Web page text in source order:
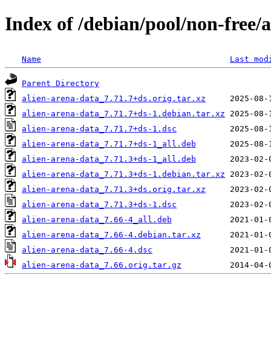
Index of /debian/pool/non-free/
Name Last
Parent Directory
alien-arena-data_7.71.7+ds.orig.tar.xz
alien-arena-data_7.71.7+ds-1.debian.tar.xz
alien-arena-data_7.71.7+ds-1.dsc
alien-arena-data_7.71.7+ds-1_all.deb
alien-arena-data_7.71.3+ds-1_all.deb
alien-arena-data_7.71.3+ds-1.debian.tar.xz
alien-arena-data_7.71.3+ds.orig.tar.xz
alien-arena-data_7.71.3+ds-1.dsc
alien-arena-data_7.66-4_all.deb
alien-arena-data_7.66-4.debian.tar.xz
alien-arena-data_7.66-4.dsc
alien-arena-data_7.66.orig.tar.gz